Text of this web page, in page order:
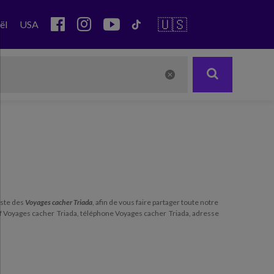
USA 🇺🇸
des Voyages cacher Triada, afin de vous faire partager toute notre
cacher Triada, téléphone Voyages cacher Triada, adresse